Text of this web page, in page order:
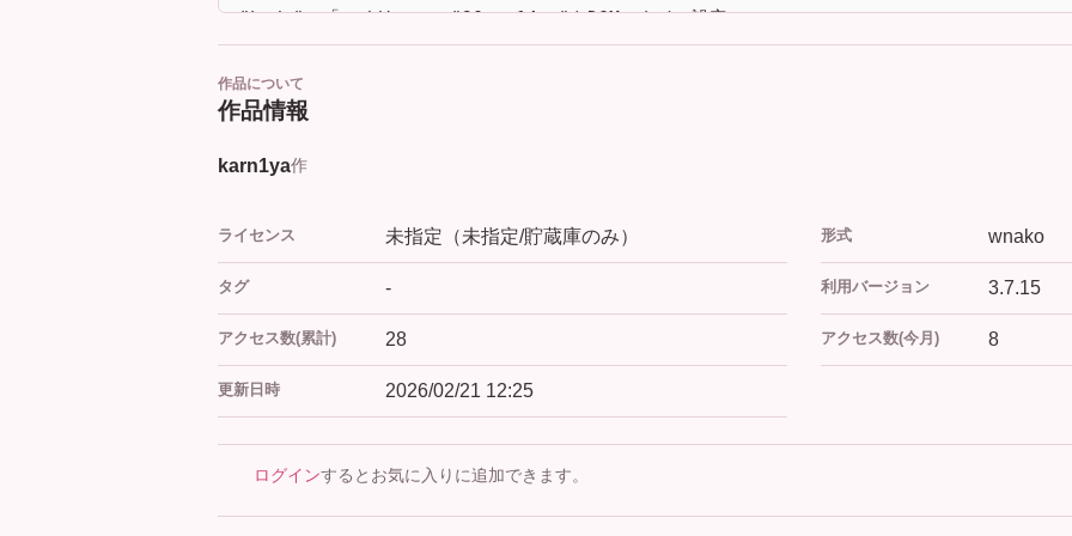
作品について
作品情報
karn1ya作
ライセンス 未指定（未指定/貯蔵庫のみ） 形式 wnako
タグ - 利用バージョン 3.7.15
アクセス数(累計) 28 アクセス数(今月) 8
更新日時 2026/02/21 12:25
ログインするとお気に入りに追加できます。